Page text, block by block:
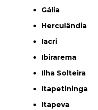
Gália
Herculândia
Iacri
Ibirarema
Ilha Solteira
Itapetininga
Itapeva